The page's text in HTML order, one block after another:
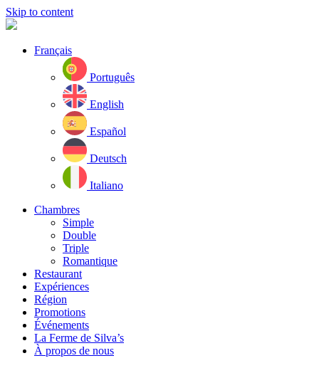
Skip to content
Français
Português
English
Español
Deutsch
Italiano
Chambres
Simple
Double
Triple
Romantique
Restaurant
Expériences
Région
Promotions
Événements
La Ferme de Silva’s
À propos de nous